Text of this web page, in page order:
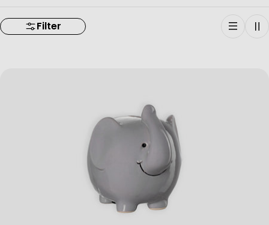
Filter